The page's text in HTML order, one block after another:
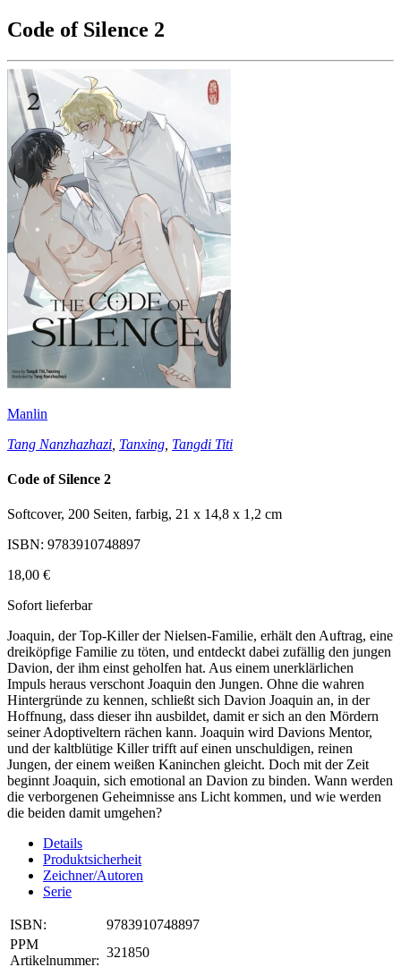
Code of Silence 2
Manlin
Tang Nanzhazhazi Tanxing Tangdi Titi
Code of Silence 2
Softcover, 200 Seiten, farbig, 21 x 14,8 x 1,2 cm
ISBN: 9783910748897
18,00 €
Sofort lieferbar
Joaquin, der Top-Killer der Nielsen-Familie, erhält den Auftrag, eine
dreiköpfige Familie zu töten, und entdeckt dabei zufällig den jungen
Davion, der ihm einst geholfen hat. Aus einem unerklärlichen
Impuls heraus verschont Joaquin den Jungen. Ohne die wahren
Hintergründe zu kennen, schließt sich Davion Joaquin an, in der
Hoffnung, dass dieser ihn ausbildet, damit er sich an den Mördern
seiner Adoptiveltern rächen kann. Joaquin wird Davions Mentor,
und der kaltblütige Killer trifft auf einen unschuldigen, reinen
Jungen, der einem weißen Kaninchen gleicht. Doch mit der Zeit
beginnt Joaquin, sich emotional an Davion zu binden. Wann werden
die verborgenen Geheimnisse ans Licht kommen, und wie werden
die beiden damit umgehen?
Details
Produktsicherheit
Zeichner/Autoren
Serie
ISBN:
9783910748897
PPM
Artikelnummer:
321850